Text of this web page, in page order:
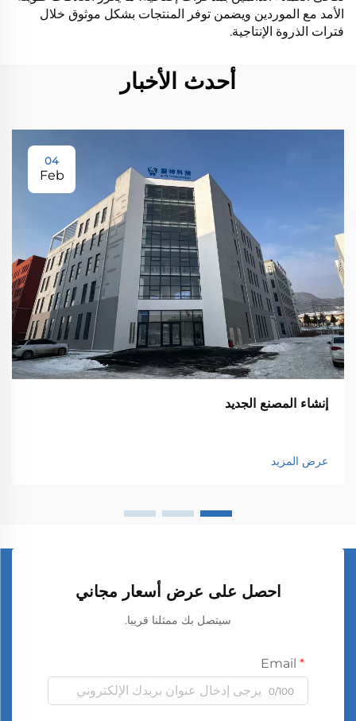
الأمد مع الموردين ويضمن توفر المنتجات بشكل موثوق خلال
فترات الذروة الإنتاجية.
أحدث الأخبار
04
Feb
إنشاء المصنع الجديد
عرض المزيد
احصل على عرض أسعار مجاني
سيتصل بك ممثلنا قريبا.
0/100